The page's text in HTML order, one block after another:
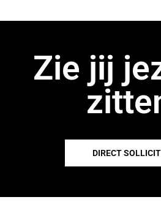
Zie jij
DIRECT